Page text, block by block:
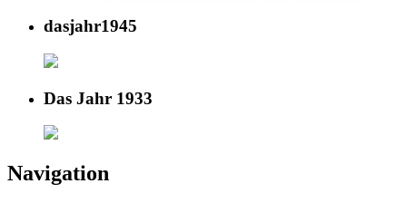
dasjahr1945
Das Jahr 1933
Navigation